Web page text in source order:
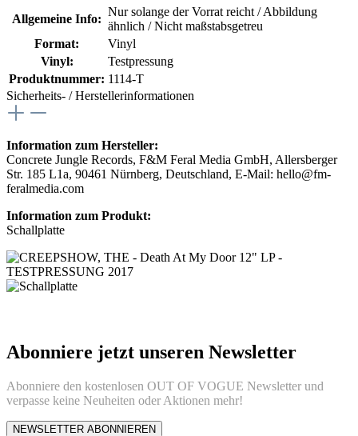
Allgemeine Info:
Nur solange der Vorrat reicht / Abbildung
ähnlich / Nicht maßstabsgetreu
Format:
Vinyl
Vinyl:
Testpressung
Produktnummer: 1114-T
Sicherheits- / Herstellerinformationen
Information zum Hersteller:
Concrete Jungle Records, F&M Feral Media GmbH, Allersberger
Str. 185 L1a, 90461 Nürnberg, Deutschland, E-Mail: hello@fm-
feralmedia.com
Information zum Produkt:
Schallplatte
Abonniere jetzt unseren Newsletter
Abonniere den kostenlosen OUT OF VOGUE Newsletter und
verpasse keine Neuheiten oder Aktionen mehr!
NEWSLETTER ABONNIEREN